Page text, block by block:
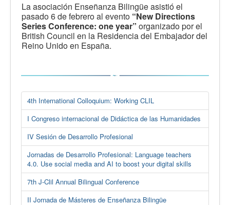
La asociación Enseñanza Bilingüe asistió el
pasado 6 de febrero al evento “New Directions
Series Conference: one year” organizado por el
British Council en la Residencia del Embajador del
Reino Unido en España.
4th International Colloquium: Working CLIL
I Congreso internacional de Didáctica de las Humanidades
IV Sesión de Desarrollo Profesional
Jornadas de Desarrollo Profesional: Language teachers
4.0. Use social media and AI to boost your digital skills
7th J-Clil Annual Bilingual Conference
II Jornada de Másteres de Enseñanza Bilingüe